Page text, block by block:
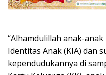
“Alhamdulillah anak-
Identitas Anak (KIA) dan
kependudukannya di